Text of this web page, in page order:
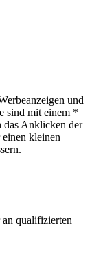
und
sind mit einem *
Anklicken der
kleinen
qualifizierten